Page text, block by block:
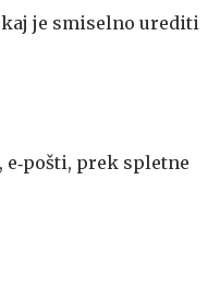
je smiselno urediti
prek spletne